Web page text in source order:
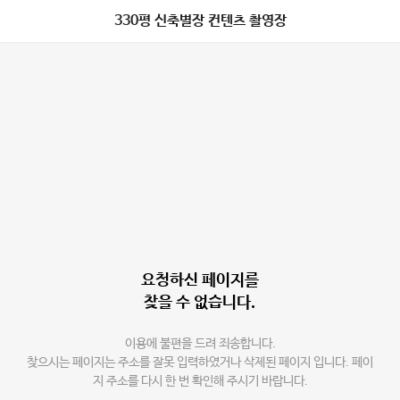
330평 신축별장 컨텐츠 촬영장
요청하신 페이지를
찾을 수 없습니다.
이용에 불편을 드려 죄송합니다.
찾으시는 페이지는 주소를 잘못 입력하였거나 삭제된 페이지 입니다. 페이
지 주소를 다시 한 번 확인해 주시기 바랍니다.